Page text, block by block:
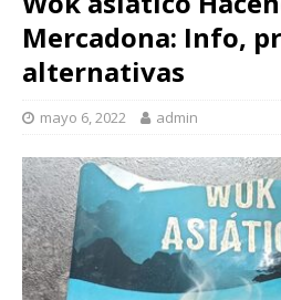
Mercadona: Info,
alternativas
mayo 6, 2022 admin